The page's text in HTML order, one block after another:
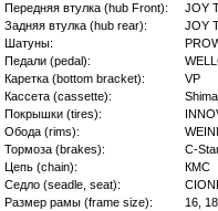
Передняя втулка (hub Front):
JOY
Задняя втулка (hub rear):
JOY
Шатуны:
Педали (pedal):
Каретка (bottom bracket):
VP
Кассета (cassette):
Покрышки (tires):
Обода (rims):
Тормоза (brakes):
С-
Цепь (chain):
КМС
Седло (seadle, seat):
Размер рамы (frame size):
16, 18